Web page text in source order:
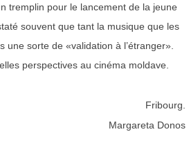
tremplin pour le lancement de la jeune
souvent que tant la musique que les
une sorte de «validation à l’étranger».
perspectives au cinéma moldave.
Fribourg.
Margareta Donos